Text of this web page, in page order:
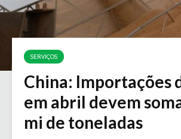
SERVIÇOS
China: Importações
em abril devem
mi de toneladas